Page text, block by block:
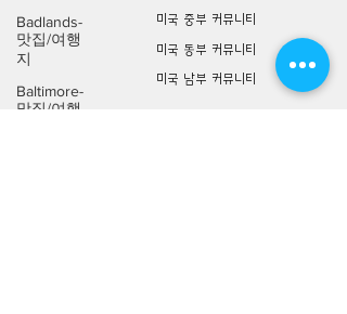
Badlands-
맛집/여행
지
Baltimore-
맛집/여행
미국 중부 커뮤니티
미국 동부 커뮤니티
미국 남부 커뮤니티